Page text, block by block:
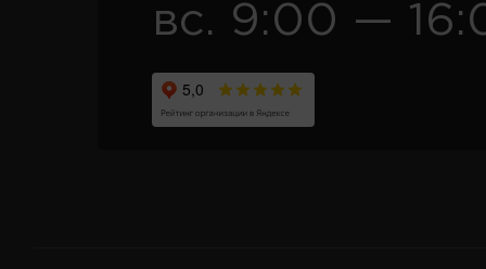
вс. 9:00 —